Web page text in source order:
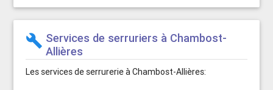
build Services de serruriers à Chambost-
Allières
Les services de serrurerie à Chambost-Allières: